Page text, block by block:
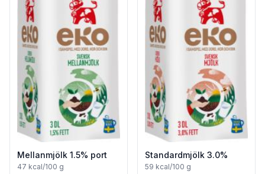
Mellanmjölk 1.5% port
47 kcal/100 g
Standardmjölk 3.0%
59 kcal/100 g